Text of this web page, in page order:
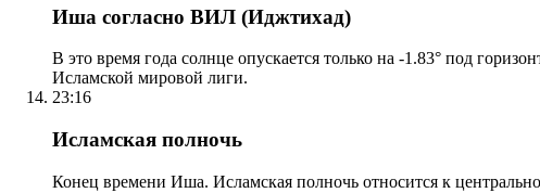
Иша согласно ВИЛ (Иджтихад)
В это время года солнце опускается только на -1.83° под
Исламской мировой лиги.
23:16
Исламская полночь
Конец времени Иша. Исламская полночь относится к